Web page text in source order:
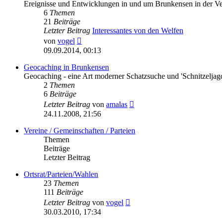
Ereignisse und Entwicklungen in und um Brunkensen in der
6 Themen
21 Beiträge
Letzter Beitrag Interessantes von den Welfen
von vogel
Beitrag
09.09.2014, 00:13
Geocaching in Brunkensen
Geocaching - eine Art moderner Schatzsuche und
2 Themen
6 Beiträge
Letzter Beitrag von amalas
24.11.2008, 21:56
Vereine / Gemeinschaften / Parteien
Themen
Beiträge
Letzter Beitrag
Ortsrat/Parteien/Wahlen
23 Themen
111 Beiträge
Letzter Beitrag von vogel
30.03.2010, 17:34